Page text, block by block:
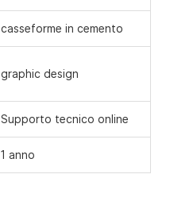
casseforme in cemento
graphic design
Supporto tecnico online
1 anno